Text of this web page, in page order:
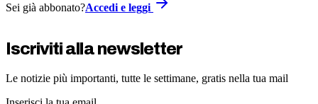
Sei già abbonato?Accedi e leggi
Iscriviti alla newsletter
Le notizie più importanti, tutte le settimane, gratis nella tua mail